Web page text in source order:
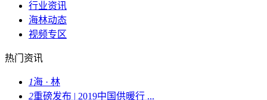
行业资讯
海林动态
视频专区
热门资讯
1海 · 林
2重磅发布 | 2019中国供暖行 ...